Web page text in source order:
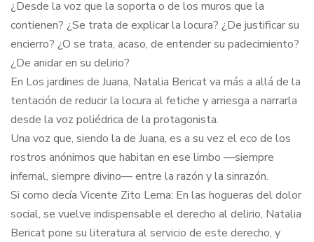
¿Desde la voz que la soporta o de los muros que la
contienen? ¿Se trata de explicar la locura? ¿De justificar su
encierro? ¿O se trata, acaso, de entender su padecimiento?
¿De anidar en su delirio?
En Los jardines de Juana, Natalia Bericat va más a allá de la
tentación de reducir la locura al fetiche y arriesga a narrarla
desde la voz poliédrica de la protagonista.
Una voz que, siendo la de Juana, es a su vez el eco de los
rostros anónimos que habitan en ese limbo —siempre
infernal, siempre divino— entre la razón y la sinrazón.
Si como decía Vicente Zito Lema: En las hogueras del dolor
social, se vuelve indispensable el derecho al delirio, Natalia
Bericat pone su literatura al servicio de este derecho, y